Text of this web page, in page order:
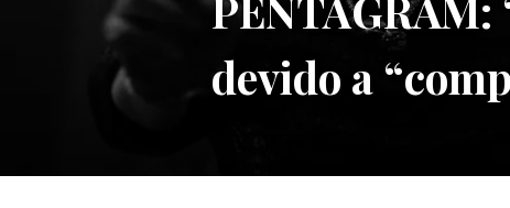
devido a